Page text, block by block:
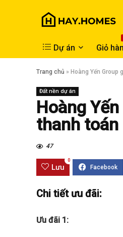
Dự án Giỏ
Trang chủ » Hoàng Yến Group
Đất nền dự án
Hoàng
thanh toán
47
Lưu
0
Chi tiết ưu đãi:
Ưu đãi 1: